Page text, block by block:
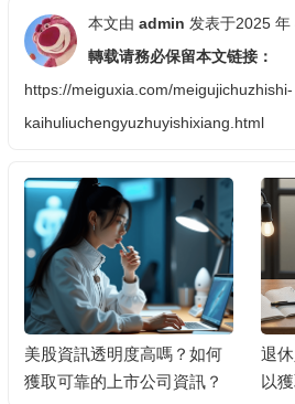
本文由 admin 发表于2025
轉载请務必保留本文链接：
https://meiguxia.com/meigujichuzhishi-
kaihuliuchengyuzhuyishixiang.html
美股資訊透明度高嗎？如何
獲取可靠的上市公司資訊？
退
以